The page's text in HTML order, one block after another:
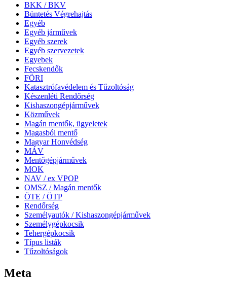
BKK / BKV
Büntetés Végrehajtás
Egyéb
Egyéb járművek
Egyéb szerek
Egyéb szervezetek
Egyebek
Fecskendők
FÖRI
Katasztrófavédelem és Tűzoltóság
Készenléti Rendőrség
Kishaszongépjárművek
Közművek
Magán mentők, ügyeletek
Magasból mentő
Magyar Honvédség
MÁV
Mentőgépjárművek
MOK
NAV / ex VPOP
OMSZ / Magán mentők
ÖTE / ÖTP
Rendőrség
Személyautók / Kishaszongépjárművek
Személygépkocsik
Tehergépkocsik
Típus listák
Tűzoltóságok
Meta